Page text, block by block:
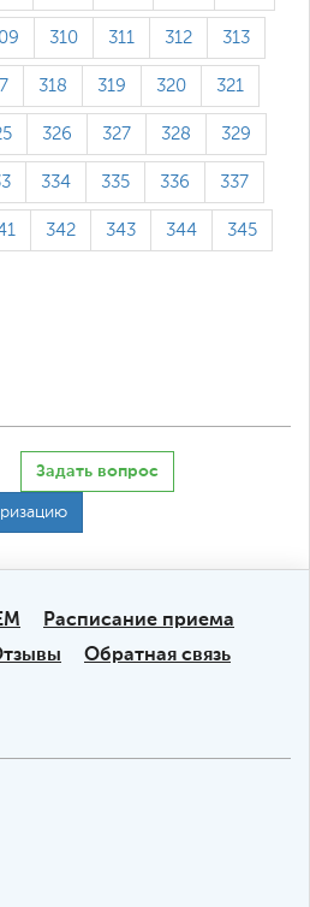
310 311 312 313
318 319 320 321
326 327 328 329
334 335 336 337
342 343 344 345
Задать вопрос
Расписание приема
Обратная связь